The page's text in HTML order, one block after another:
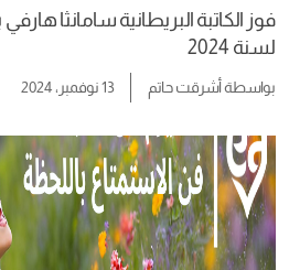
فوز الكاتبة البريطانية سامانثا هارفي
لسنة 2024
بواسطةأشرقت حاتم 13 نوفمبر، 2024